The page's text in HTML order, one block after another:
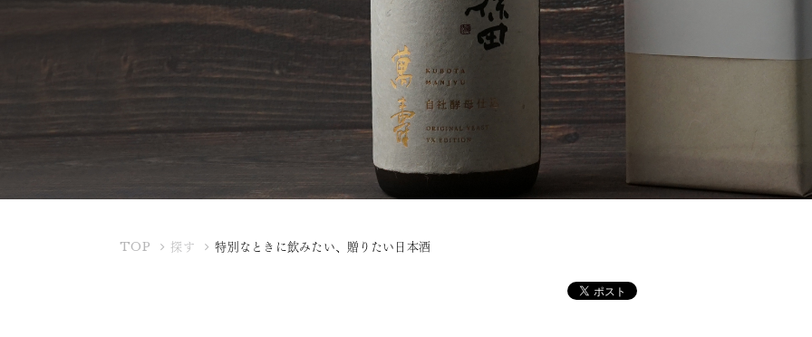
TOPK
探す 特別なときに飲みたい、贈りたい日本酒